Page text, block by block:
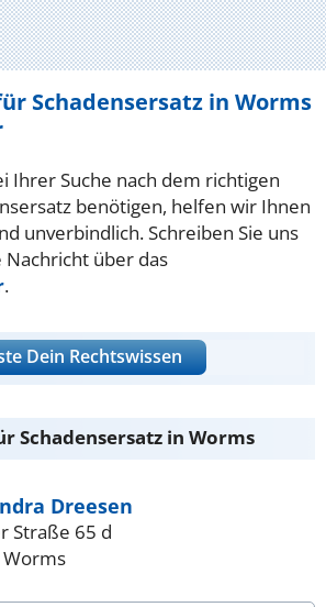
Schadensersatz in Worms
Ihrer Suche nach dem richtigen
benötigen, helfen wir Ihnen
unverbindlich. Schreiben Sie uns
über das
.
Dein Rechtswissen
Schadensersatz in Worms
Dreesen
Straße 65 d